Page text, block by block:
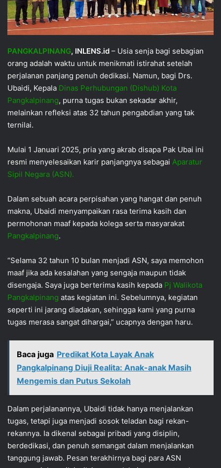
PANGKALPINANG, INLENS.id – Usia senja bagi sebagian
orang adalah waktu untuk menikmati istirahat setelah
perjalanan panjang penuh dedikasi. Namun, bagi Drs.
Ubaidi, Kepala Dinas Perhubungan (Dishub) Kota
Pangkalpinang, purna tugas bukan sekadar akhir,
melainkan refleksi atas 32 tahun pengabdian yang tak
ternilai.
Mulai 1 Januari 2025, pria yang akrab disapa Pak Ubai ini
resmi menyelesaikan karir panjangnya sebagai Aparatur
Sipil Negara (ASN).
Dalam sebuah acara perpisahan yang hangat dan penuh
makna, Ubaidi menyampaikan rasa terima kasih dan
permohonan maaf kepada kolega serta masyarakat
Pangkalpinang.
“Selama 32 tahun 10 bulan menjadi ASN, saya memohon
maaf jika ada kesalahan yang sengaja maupun tidak
disengaja. Saya juga berterima kasih kepada Pj Walikota
Pangkalpinang atas kegiatan ini. Sebelumnya, kegiatan
seperti ini jarang diadakan, sehingga kami yang purna
tugas merasa sangat dihargai,” ucapnya dengan haru.
Baca juga Predikat Kota Layak Anak
Pangkalpinang Diuji Realita: Anak-anak Masih
Mengemis dan Putus Sekolah
Dalam perjalanannya, Ubaidi tidak hanya menjalankan
tugas, tetapi juga menjadi sosok teladan bagi rekan-
rekannya. Ia dikenal sebagai pribadi yang disiplin,
berdedikasi, dan penuh semangat dalam menjalankan
tanggung jawab. Pesan terakhirnya bagi para ASN